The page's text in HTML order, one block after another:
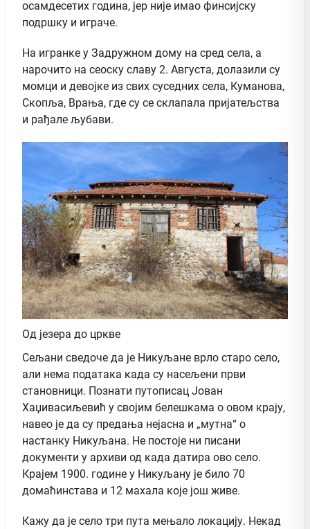
осамдесетих година, јер није имао финсијску
подршку и играче.
На игранке у Задружном дому на сред села, а
нарочито на сеоску славу 2. Августа, долазили су
момци и девојке из свих суседних села, Куманова,
Скопља, Врања, где су се склапала пријатељства
и рађале љубави.
Од језера до цркве
Сељани сведоче да је Никуљане врло старо село,
али нема података када су насељени први
становници. Познати путописац Јован
Хаџивасиљевић у својим белешкама о овом крају,
навео је да су предања нејасна и „мутна“ о
настанку Никуљана. Не постоје ни писани
документи у архиви од када датира ово село.
Крајем 1900. године у Никуљану је било 70
домаћинстава и 12 махала које још живе.
Кажу да је село три пута мењало локацију. Некад